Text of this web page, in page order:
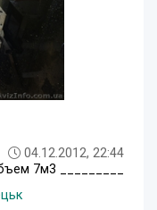
04.12.2012, 22:44
7м3 _________